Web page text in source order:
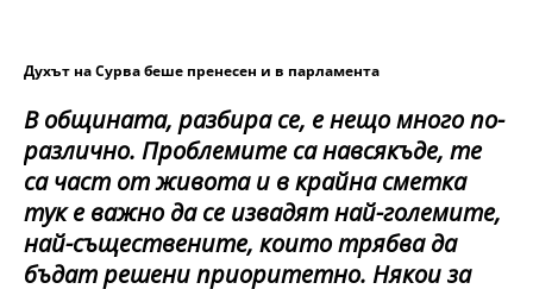
Духът на Сурва беше пренесен и в парламента
В общината, разбира се, е нещо много по-
различно. Проблемите са навсякъде, те
са част от живота и в крайна сметка
тук е важно да се извадят най-големите,
най-съществените, които трябва да
бъдат решени приоритетно. Някои за